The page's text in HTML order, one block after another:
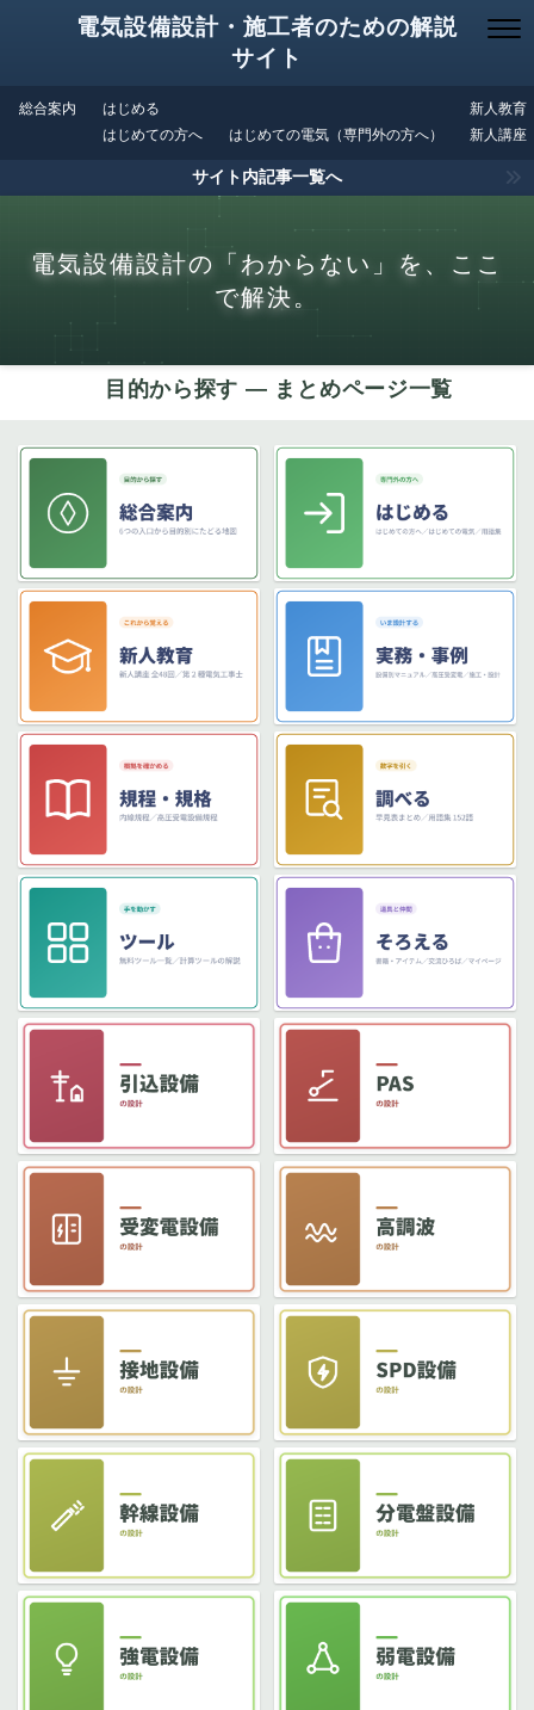
電気設備設計・施工者のための解説
サイト
総合案内
はじめる
はじめての方へ
はじめての電気（専門外の方へ）
新人教育
新人講座
サイト内記事一覧へ
電気設備設計の「わからない」を、ここ
で解決。